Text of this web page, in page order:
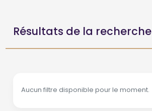
Résultats de la recherche
Aucun filtre disponible pour le moment.